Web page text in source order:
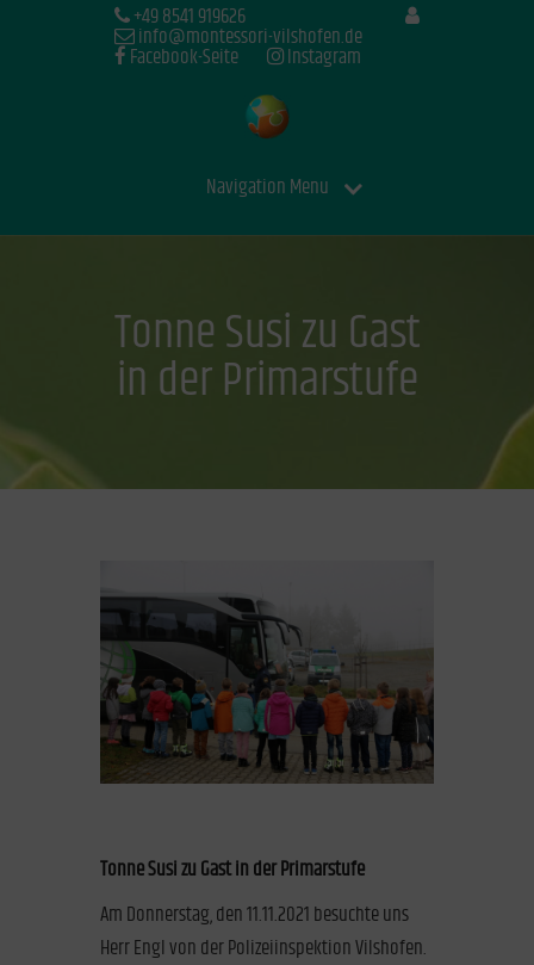
+49 8541 919626
info@montessori-vilshofen.de
Facebook-Seite Instagram
Navigation Menu
Tonne Susi zu Gast
in der Primarstufe
Tonne Susi zu Gast in der Primarstufe
Am Donnerstag, den 11.11.2021 besuchte uns
Herr Engl von der Polizeiinspektion Vilshofen.